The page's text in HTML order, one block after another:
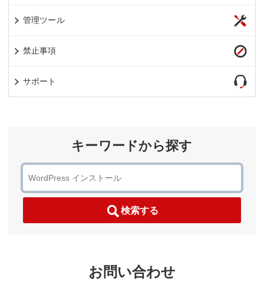
管理ツール
禁止事項
サポート
キーワードから探す
検索する
お問い合わせ